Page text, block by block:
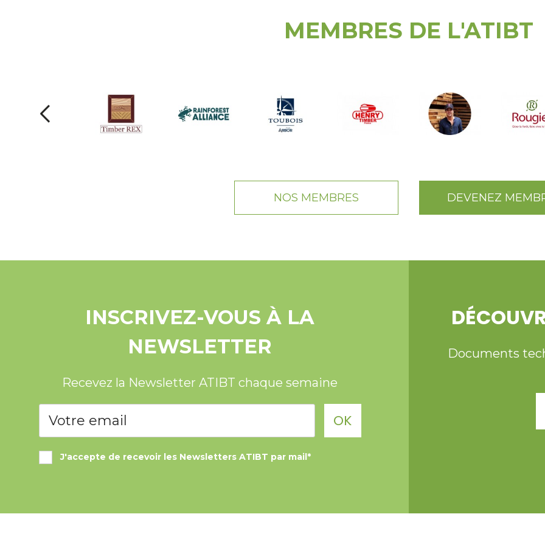
MEMBRES DE L'ATIBT
NOS MEMBRES DEVENEZ
INSCRIVEZ-VOUS À LA
NEWSLETTER
Recevez la Newsletter ATIBT chaque semaine
J'accepte de recevoir les Newsletters ATIBT par mail*
OK
Documents